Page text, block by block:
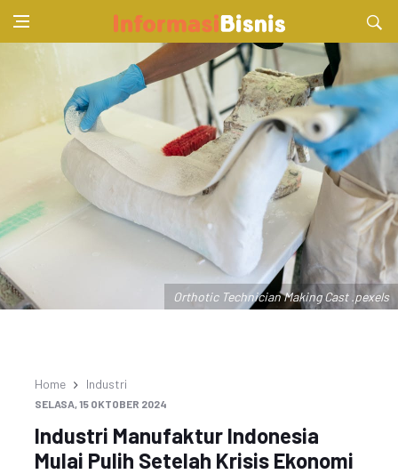
Orthotic Technician Making Cast .pexels
Home Industri
SELASA, 15 OKTOBER 2024
Industri Manufaktur Indonesia
Mulai Pulih Setelah Krisis Ekonomi